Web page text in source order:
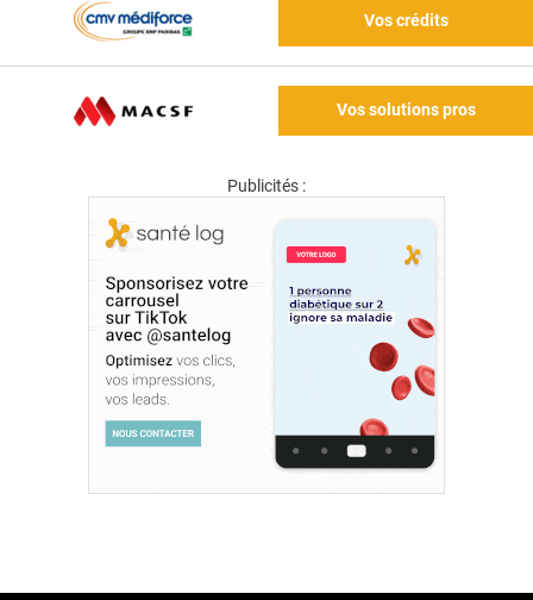
Vos crédits
Vos solutions pros
Publicités :